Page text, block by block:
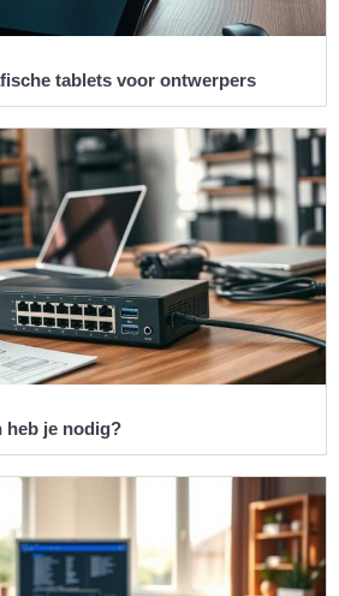
tablets voor ontwerpers
heb je nodig?